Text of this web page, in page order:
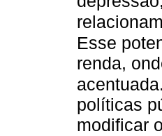
Esse
renda,
acentuada.
políticas
modificar